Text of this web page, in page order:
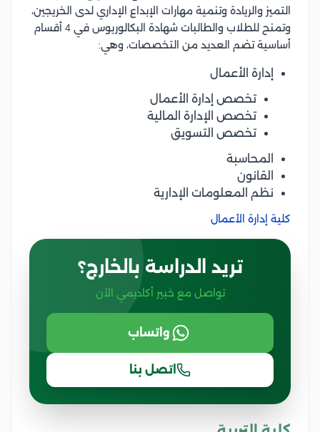
التميز والريادة وتنمية مهارات الإبداع الإداري لدى الخريجين،
وتمنح للطلاب والطالبات شهادة البكالوريوس في 4 أقسام
أساسية تضم العديد من التخصصات، وهي:
إدارة الأعمال
تخصص إدارة الأعمال
تخصص الإدارة المالية
تخصص التسويق
المحاسبة
القانون
نظم المعلومات الإدارية
كلية إدارة الأعمال
تريد الدراسة بالخارج؟
تواصل مع خبير أكاديمي الآن
واتساب
اتصل بنا